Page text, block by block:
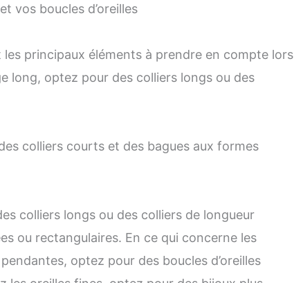
vos boucles d’oreilles
les principaux éléments à prendre en compte lors
long, optez pour des colliers longs ou des
colliers courts et des bagues aux formes
colliers longs ou des colliers de longueur
ou rectangulaires. En ce qui concerne les
optez pour des boucles d’oreilles